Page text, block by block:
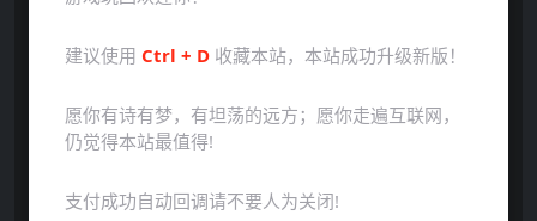
建议使用 Ctrl + D 收藏本站，本站成功升级新版！
愿你有诗有梦，有坦荡的远方；愿你走遍互联网，
仍觉得本站最值得!
支付成功自动回调请不要人为关闭!